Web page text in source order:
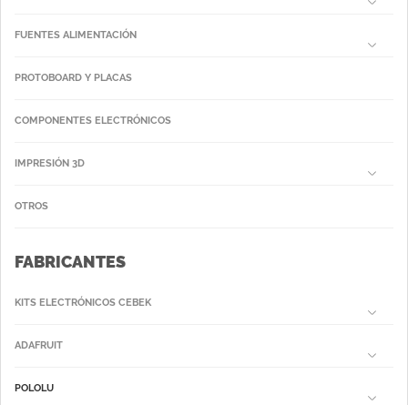
FUENTES ALIMENTACIÓN
PROTOBOARD Y PLACAS
COMPONENTES ELECTRÓNICOS
IMPRESIÓN 3D
OTROS
FABRICANTES
KITS ELECTRÓNICOS CEBEK
ADAFRUIT
POLOLU